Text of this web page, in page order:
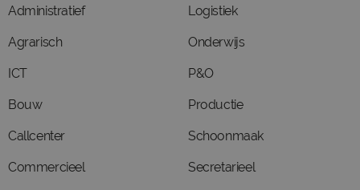
Administratief
Agrarisch
ICT
Bouw
Callcenter
Commercieel
Logistiek
Onderwijs
P&O
Productie
Schoonmaak
Secretarieel